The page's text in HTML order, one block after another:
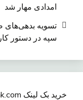
امدادی مهار شد
سپه در دستور کار
خرید بک لینک behtarinbacklink.com